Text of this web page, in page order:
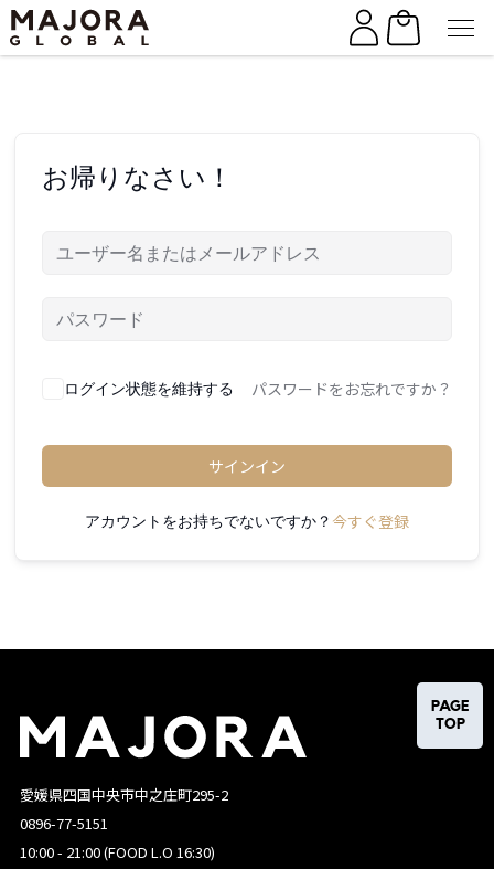
Skip
Skip
お帰りなさい！
ログイン状態を維持する パスワードをお忘れですか？
サインイン
アカウントをお持ちでないですか？ 今すぐ登録
愛媛県四国中央市中之庄町295-2
0896-77-5151
10:00 - 21:00 (FOOD L.O 16:30)
PAGE
TOP